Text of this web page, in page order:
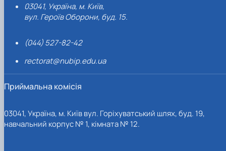
03041, Україна, м. Київ,
вул. Героїв Оборони, буд. 15.
(044) 527-82-42
rectorat@nubip.edu.ua
Приймальна комісія
03041, Україна, м. Київ вул. Горіхуватський шлях, буд. 19,
навчальний корпус № 1, кімната № 12.